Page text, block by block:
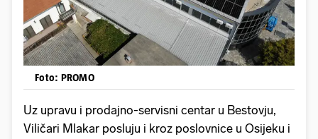
Foto: PROMO
Uz upravu i prodajno-servisni centar u Bestovju,
Viličari Mlakar posluju i kroz poslovnice u Osijeku i